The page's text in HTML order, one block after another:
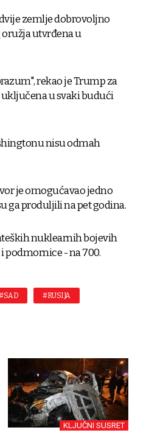
zemlje dobrovoljno
utvrđena u
rekao je Trump za
uključena u svaki budući
nisu odmah
je omogućavao jedno
ga produljili na pet godina.
nuklearnih bojevih
podmornice - na 700.
#RUSIJA
KLJUČNI SUSRET